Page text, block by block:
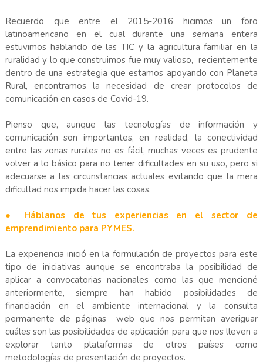
Recuerdo que entre el 2015-2016 hicimos un foro
latinoamericano en el cual durante una semana entera
estuvimos hablando de las TIC y la agricultura familiar en la
ruralidad y lo que construimos fue muy valioso, recientemente
dentro de una estrategia que estamos apoyando con Planeta
Rural, encontramos la necesidad de crear protocolos de
comunicación en casos de Covid-19.
Pienso que, aunque las tecnologías de información y
comunicación son importantes, en realidad, la conectividad
entre las zonas rurales no es fácil, muchas veces es prudente
volver a lo básico para no tener dificultades en su uso, pero si
adecuarse a las circunstancias actuales evitando que la mera
dificultad nos impida hacer las cosas.
● Háblanos de tus experiencias en el sector de
emprendimiento para PYMES.
La experiencia inició en la formulación de proyectos para este
tipo de iniciativas aunque se encontraba la posibilidad de
aplicar a convocatorias nacionales como las que mencioné
anteriormente, siempre han habido posibilidades de
financiación en el ambiente internacional y la consulta
permanente de páginas web que nos permitan averiguar
cuáles son las posibilidades de aplicación para que nos lleven a
explorar tanto plataformas de otros países como
metodologías de presentación de proyectos.